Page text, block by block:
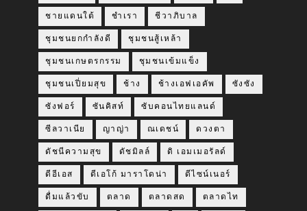
ชายแดนใต้ ชำเรา ชีวาภิบาล
ชุมชนยกกำลังดี ชุมชนสู้เหล้า
ชุมชนเกษตรกรรม ชุมชนเข้มแข็ง
ชุมชนเปี่ยมสุข ช้าง ช้างเอฟเอคัพ ซังซัง
ซังฟอร์ ซันคิสท์ ซับคอนไทยแลนด์
ซีลวาเนีย ญาญ่า ณเดชน์ ดวงตา
ดัชนีความสุข ดัชมิลล์ ดิ เอมเมอรัลด์
ดีอีเอส ดีเอโก้ มาราโดน่า ดีไซน์เนอร์
ดื่มแล้วขับ ตลาด ตลาดสด ตลาดไท